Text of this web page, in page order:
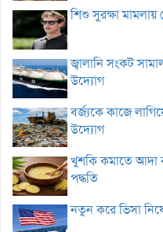
শিশু সুরক্ষা
জ্বালানি সংকট
উদ্যোগ
বর্জ্যকে কাজে
উদ্যোগ
খুশকি কমাতে আদা
পদ্ধতি
নতুন করে ভিসা